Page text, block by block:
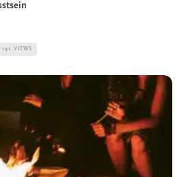
142 VIEWS